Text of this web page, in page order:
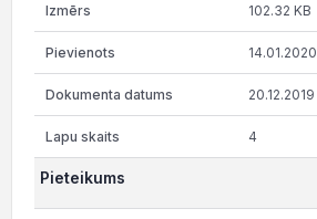
102.32 KB
14.01.2020
20.12.2019
4
Pieteikums